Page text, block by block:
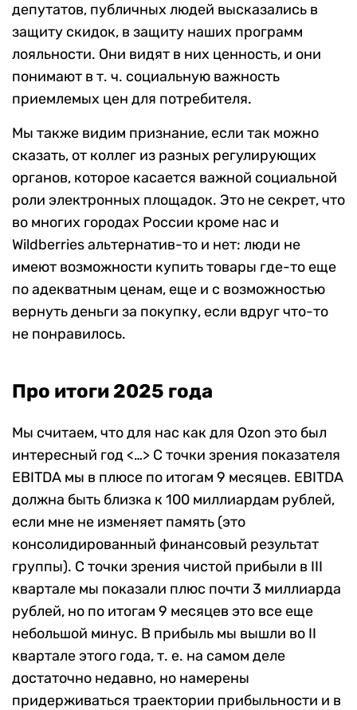
депутатов, публичных людей высказались в
защиту скидок, в защиту наших программ
лояльности. Они видят в них ценность, и они
понимают в т. ч. социальную важность
приемлемых цен для потребителя.
Мы также видим признание, если так можно
сказать, от коллег из разных регулирующих
органов, которое касается важной социальной
роли электронных площадок. Это не секрет, что
во многих городах России кроме нас и
Wildberries альтернатив-то и нет: люди не
имеют возможности купить товары где-то еще
по адекватным ценам, еще и с возможностью
вернуть деньги за покупку, если вдруг что-то
не понравилось.
Про итоги 2025 года
Мы считаем, что для нас как для Ozon это был
интересный год <…> С точки зрения показателя
EBITDA мы в плюсе по итогам 9 месяцев. EBITDA
должна быть близка к 100 миллиардам рублей,
если мне не изменяет память (это
консолидированный финансовый результат
группы). С точки зрения чистой прибыли в III
квартале мы показали плюс почти 3 миллиарда
рублей, но по итогам 9 месяцев это все еще
небольшой минус. В прибыль мы вышли во II
квартале этого года, т. е. на самом деле
достаточно недавно, но намерены
придерживаться траектории прибыльности и в